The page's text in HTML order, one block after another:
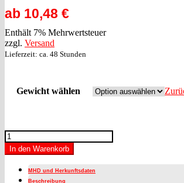
ab 10,48 €
Enthält 7% Mehrwertsteuer
zzgl. Versand
Lieferzeit: ca. 48 Stunden
Gewicht wählen
Kalbsgeschnetzeltes
Menge
In den Warenkorb
MHD und Herkunftsdaten
Beschreibung